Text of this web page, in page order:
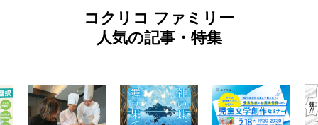
コクリコ ファミリー
人気の記事・特集